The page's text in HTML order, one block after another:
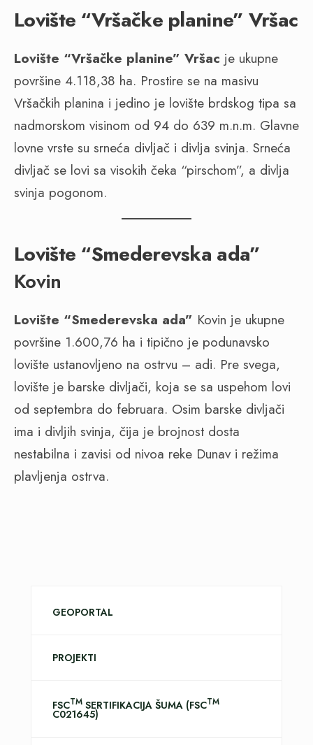
Lovište “Vršačke planine” Vršac
Lovište “Vršačke planine” Vršac je ukupne
površine 4.118,38 ha. Prostire se na masivu
Vršačkih planina i jedino je lovište brdskog tipa sa
nadmorskom visinom od 94 do 639 m.n.m. Glavne
lovne vrste su srneća divljač i divlja svinja. Srneća
divljač se lovi sa visokih čeka “pirschom”, a divlja
svinja pogonom.
Lovište “Smederevska ada”
Kovin
Lovište “Smederevska ada” Kovin je ukupne
površine 1.600,76 ha i tipično je podunavsko
lovište ustanovljeno na ostrvu – adi. Pre svega,
lovište je barske divljači, koja se sa uspehom lovi
od septembra do februara. Osim barske divljači
ima i divljih svinja, čija je brojnost dosta
nestabilna i zavisi od nivoa reke Dunav i režima
plavljenja ostrva.
GEOPORTAL
PROJEKTI
FSCTM SERTIFIKACIJA ŠUMA (FSCTM
C021645)